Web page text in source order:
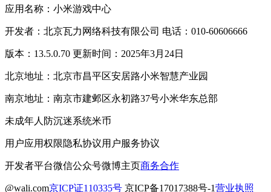
应用名称：小米游戏中心
开发者：北京瓦力网络科技有限公司 电话：010-60606666
版本：13.5.0.70 更新时间：2025年3月24日
北京地址：北京市昌平区安居路小米智慧产业园
南京地址：南京市建邺区永初路37号小米华东总部
未成年人防沉迷系统米币
用户应用权限隐私协议用户服务协议
开发者平台微信公众号微博主页商务合作
@wali.com京ICP证110335号 京ICP备17017388号-1营业执照